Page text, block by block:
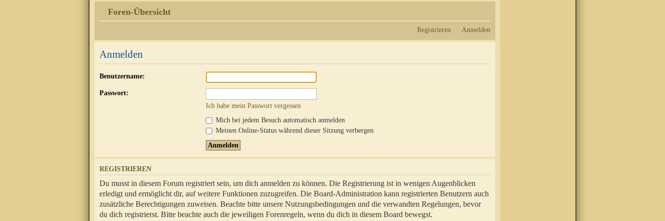
Foren-Übersicht
Registrieren Anmelden
Anmelden
Benutzername:
Passwort:
Ich habe mein Passwort vergessen
Mich bei jedem Besuch automatisch anmelden
Meinen Online-Status während dieser Sitzung verbergen
REGISTRIEREN
Du musst in diesem Forum registriert sein, um dich anmelden zu können. Die Registrierung ist in wenigen Augenblicken
erledigt und ermöglicht dir, auf weitere Funktionen zuzugreifen. Die Board-Administration kann registrierten Benutzern auch
zusätzliche Berechtigungen zuweisen. Beachte bitte unsere Nutzungsbedingungen und die verwandten Regelungen, bevor
du dich registrierst. Bitte beachte auch die jeweiligen Forenregeln, wenn du dich in diesem Board bewegst.